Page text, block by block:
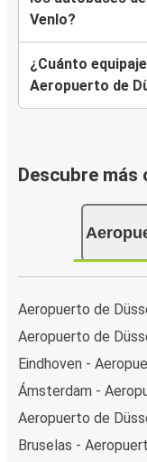
Venlo?
¿Cuánto
Aeropuerto de
Descubre más
Aeropuerto de
Aeropuerto de
Eindhoven -
Ámsterdam -
Aeropuerto de
Bruselas -